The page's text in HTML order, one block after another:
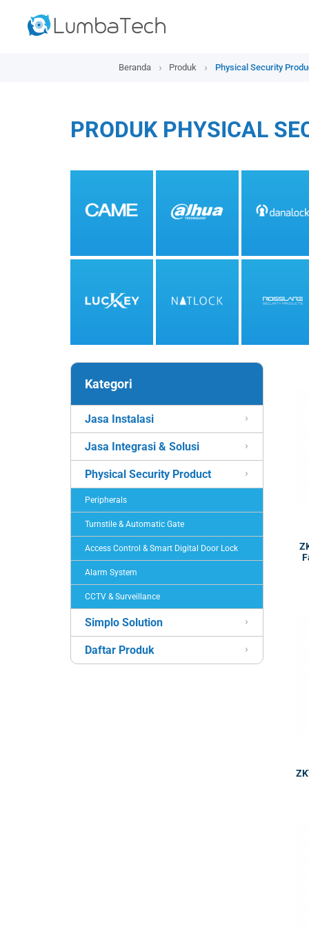
Beranda Produk Physical Security
PRODUK PHYSICAL
Kategori
Jasa Instalasi
Jasa Integrasi & Solusi
Physical Security Product
Peripherals
Turnstile & Automatic Gate
Access Control & Smart Digital Door Lock
Alarm System
CCTV & Surveillance
Simplo Solution
Daftar Produk